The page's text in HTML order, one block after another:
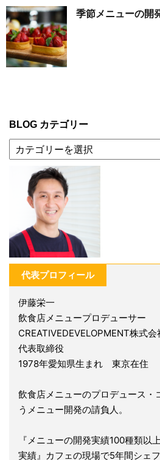
季節メニューの開
BLOG カテゴリー
代表プロフィール
伊藤栄一
飲食店メニュープロデューサー
CREATIVEDEVELOPMENT株式
代表取締役
1978年愛知県生まれ 東京在住
飲食店メニューのプロデュース・
うメニュー開発の請負人。
『メニューの開発実績100種類以
実績』カフェの現場で5年間シェ